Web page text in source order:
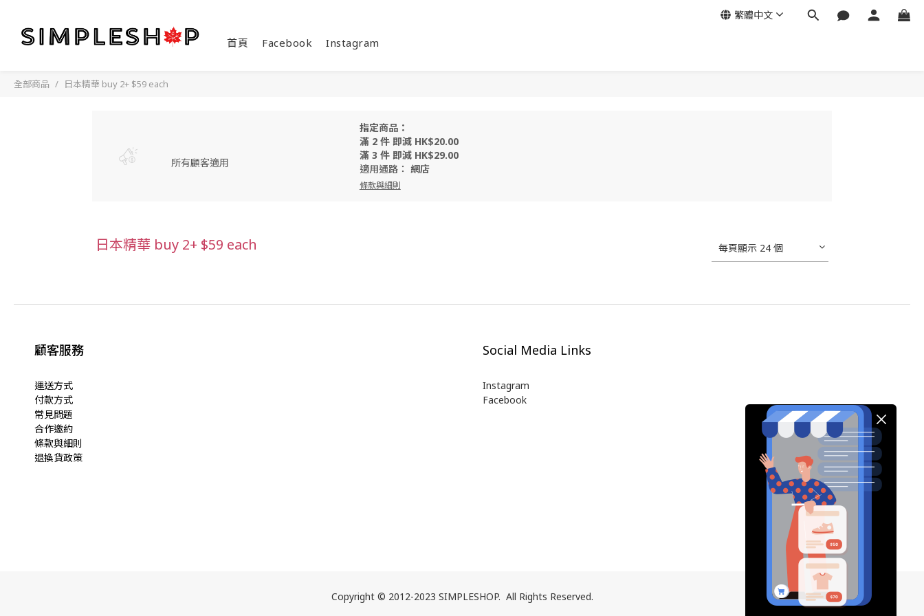
首頁 Facebook Instagram
繁體中文
全部商品 日本精華 buy 2+ $59 each
所有顧客適用
指定商品：
滿 2 件 即減 HK$20.00
滿 3 件 即減 HK$29.00
適用通路： 網店
條款與細則
日本精華 buy 2+ $59 each 每頁顯示 24 個
顧客服務
運送方式
付款方式
常見問題
合作邀約
條款與細則
退換貨政策
Social Media Links
Instagram
Facebook
Copyright © 2012-2023 SIMPLESHOP. All Rights Reserved.